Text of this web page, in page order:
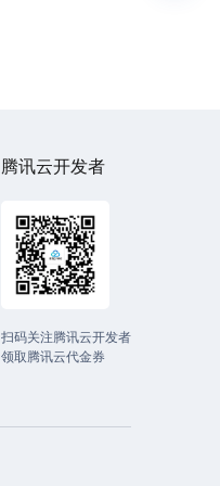
腾讯云开发者
扫码关注腾讯云开发者
领取腾讯云代金券